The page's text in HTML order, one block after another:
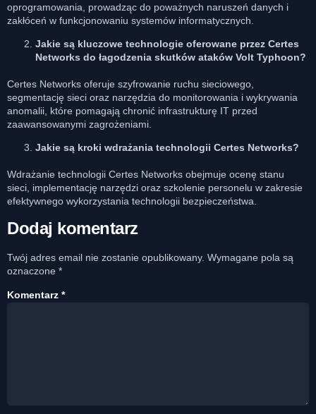
oprogramowania, prowadząc do poważnych naruszeń danych i
zakłóceń w funkcjonowaniu systemów informatycznych.
Jakie są kluczowe technologie oferowane przez Certes
Networks do łagodzenia skutków ataków Volt Typhoon?
Certes Networks oferuje szyfrowanie ruchu sieciowego,
segmentację sieci oraz narzędzia do monitorowania i wykrywania
anomalii, które pomagają chronić infrastrukturę IT przed
zaawansowanymi zagrożeniami.
Jakie są kroki wdrażania technologii Certes Networks?
Wdrażanie technologii Certes Networks obejmuje ocenę stanu
sieci, implementację narzędzi oraz szkolenie personelu w zakresie
efektywnego wykorzystania technologii bezpieczeństwa.
Dodaj komentarz
Twój adres email nie zostanie opublikowany. Wymagane pola są
oznaczone *
Komentarz *